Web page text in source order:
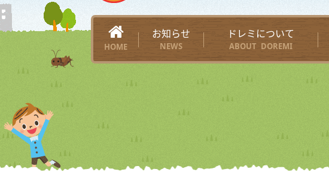
HOME
お知らせ
NEWS
ドレミについて
ABOUT DOREMI